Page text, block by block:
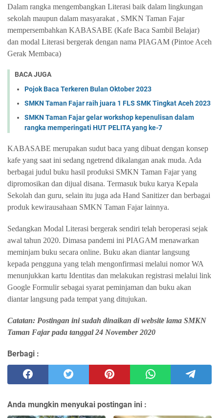
Dalam rangka mengembangkan Literasi baik dalam lingkungan
sekolah maupun dalam masyarakat , SMKN Taman Fajar
mempersembahkan KABASABE (Kafe Baca Sambil Belajar)
dan modal Literasi bergerak dengan nama PIAGAM (Pintoe Aceh
Gerak Membaca)
BACA JUGA
Pojok Baca Terkeren Bulan Oktober 2023
SMKN Taman Fajar raih juara 1 FLS SMK Tingkat Aceh 2023
SMKN Taman Fajar gelar workshop kepenulisan dalam
rangka memperingati HUT PELITA yang ke-7
KABASABE merupakan sudut baca yang dibuat dengan konsep
kafe yang saat ini sedang ngetrend dikalangan anak muda. Ada
berbagai judul buku hasil produksi SMKN Taman Fajar yang
dipromosikan dan dijual disana. Termasuk buku karya Kepala
Sekolah dan guru, selain itu juga ada Hand Sanitizer dan berbagai
produk kewirausahaan SMKN Taman Fajar lainnya.
Sedangkan Modal Literasi bergerak sendiri telah beroperasi sejak
awal tahun 2020. Dimasa pandemi ini PIAGAM menawarkan
meminjam buku secara online. Buku akan diantar langsung
kepada pengguna yang telah mengonfirmasi melalui nomor WA
menunjukkan kartu Identitas dan melakukan registrasi melalui link
Google Formulir sebagai syarat peminjaman dan buku akan
diantar langsung pada tempat yang ditujukan.
Catatan: Postingan ini sudah dinaikan di website lama SMKN
Taman Fajar pada tanggal 24 November 2020
Berbagi :
Anda mungkin menyukai postingan ini :